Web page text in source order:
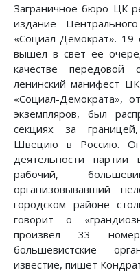
Заграничное бюро ЦК
издание
«Социал-Демократ».
вышел в свет ее
качестве передовой
ленинский манифест
«Социал-Демократа»,
экземпляров, был
секциях за
Швецию в Россию.
деятельности
рабочий,
организовывавший
городском районе
говорит о
произвел 33
большевистские
известие, пишет